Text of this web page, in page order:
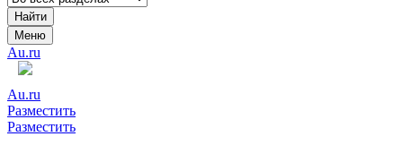
Найти
Меню
Au.ru
Au.ru
Разместить
Разместить